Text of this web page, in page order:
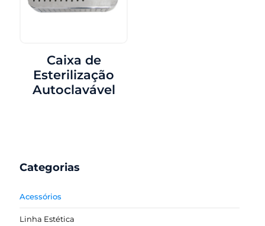
Caixa de
Esterilização
Autoclavável
Categorias
Acessórios
Linha Estética